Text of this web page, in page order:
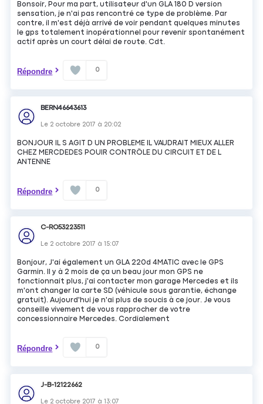
Bonsoir, Pour ma part, utilisateur d'un GLA 180 D version
sensation, je n'ai pas rencontré ce type de problème. Par
contre, il m'est déjà arrivé de voir pendant quelques minutes
le gps totalement inopérationnel pour revenir spontanément
actif après un court délai de route. Cdt.
Répondre 0
BERN46643613
Le 2 octobre 2017 à 20:02
BONJOUR IL S AGIT D UN PROBLEME IL VAUDRAIT MIEUX ALLER
CHEZ MERCDEDES POUIR CONTRÖLE DU CIRCUIT ET DE L
ANTENNE
Répondre 0
C-RO53223511
Le 2 octobre 2017 à15:07
Bonjour, J'ai également un GLA 220d 4MATIC avec le GPS
Garmin. Il y à 2 mois de ça un beau jour mon GPS ne
fonctionnait plus, j'ai contacter mon garage Mercedes et ils
m'ont changer la carte SD (véhicule sous garantie, échange
gratuit). Aujourd'hui je n'ai plus de soucis à ce jour. Je vous
conseille vivement de vous rapprocher de votre
concessionnaire Mercedes. Cordialement
Répondre 0
J-B-12122662
Le 2 octobre 2017 à13:07